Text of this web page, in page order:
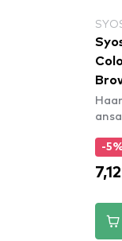
-